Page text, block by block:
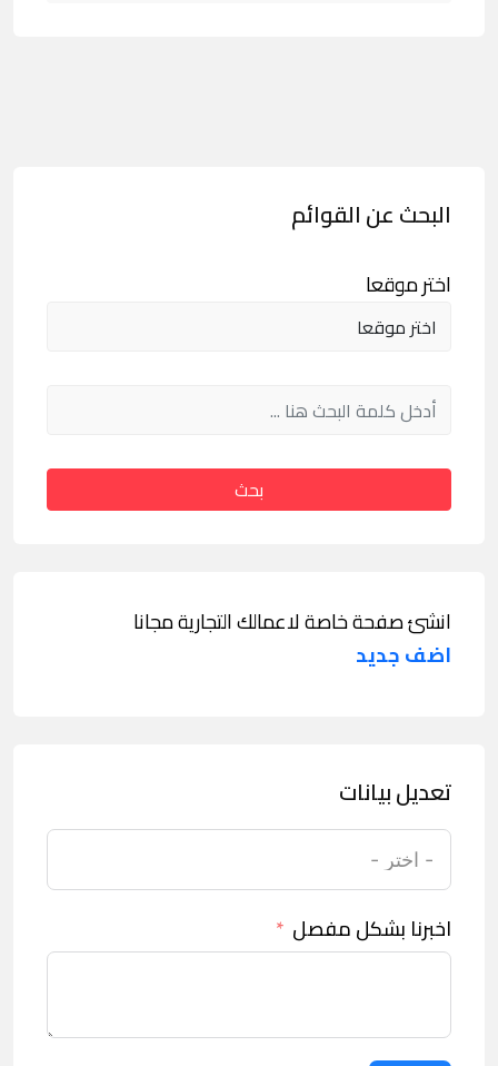
البحث عن القوائم
اختر موقعا
بحث
انشئ صفحة خاصة لاعمالك التجارية مجانا
اضف جديد
تعديل بيانات
اخبرنا بشكل مفصل